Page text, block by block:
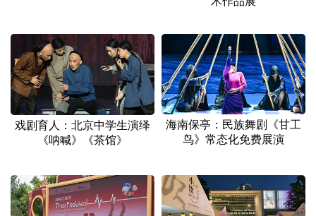
English Español Français عربى
Русский язык 日本語 한국어
Deutsch Português
戏剧育人：北京中学生演绎
《呐喊》《茶馆》
海南保亭：民族舞剧《甘工
鸟》常态化免费展演